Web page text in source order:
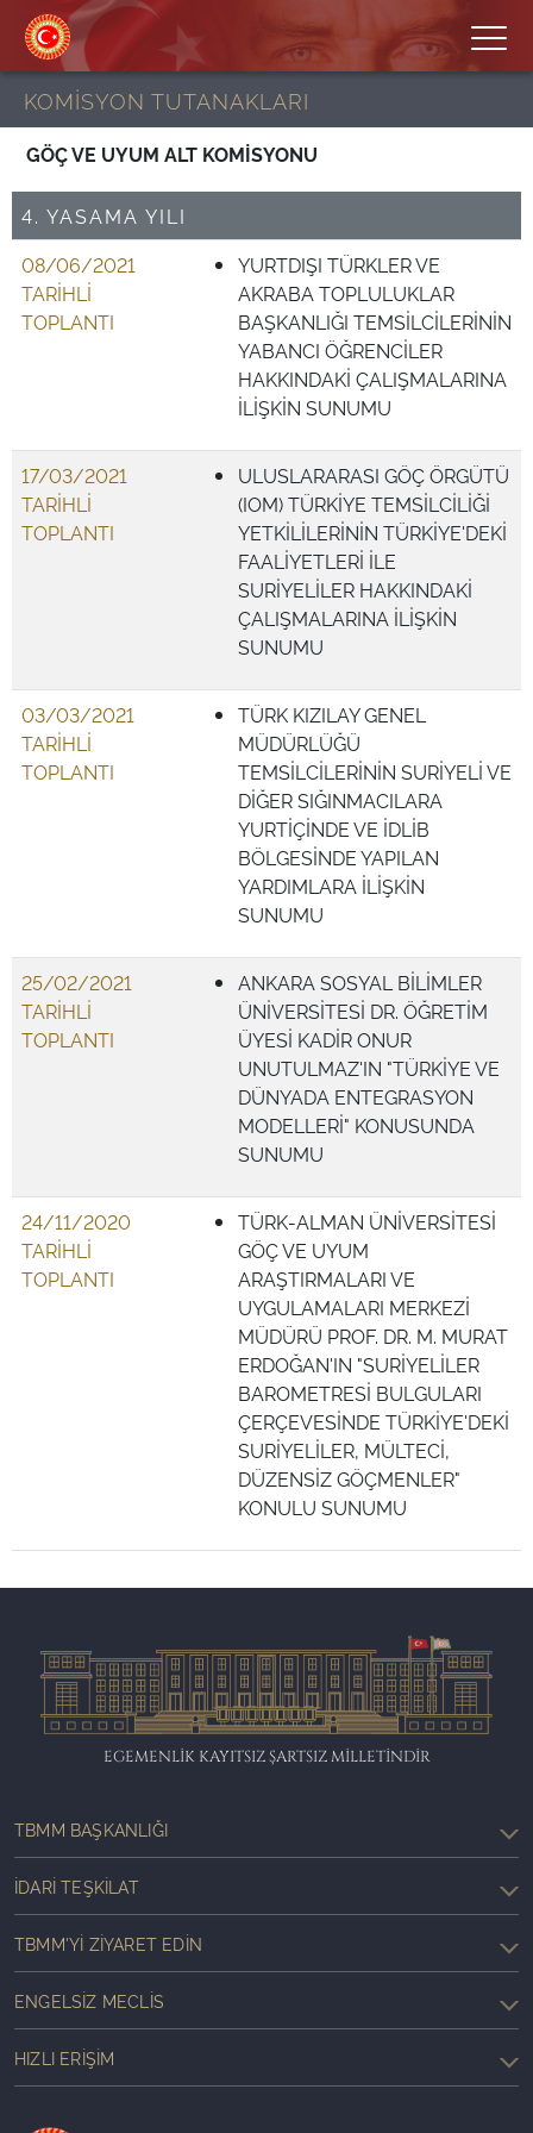
KOMİSYON TUTANAKLARI
GÖÇ VE UYUM ALT KOMİSYONU
4. YASAMA YILI
08/06/2021
TARİHLİ
TOPLANTI
YURTDIŞI TÜRKLER VE
AKRABA TOPLULUKLAR
BAŞKANLIĞI TEMSİLCİLERİNİN
YABANCI ÖĞRENCİLER
HAKKINDAKİ ÇALIŞMALARINA
İLİŞKİN SUNUMU
17/03/2021
TARİHLİ
TOPLANTI
ULUSLARARASI GÖÇ ÖRGÜTÜ
(IOM) TÜRKİYE TEMSİLCİLİĞİ
YETKİLİLERİNİN TÜRKİYE'DEKİ
FAALİYETLERİ İLE
SURİYELİLER HAKKINDAKİ
ÇALIŞMALARINA İLİŞKİN
SUNUMU
03/03/2021
TARİHLİ
TOPLANTI
TÜRK KIZILAY GENEL
MÜDÜRLÜĞÜ
TEMSİLCİLERİNİN SURİYELİ VE
DİĞER SIĞINMACILARA
YURTİÇİNDE VE İDLİB
BÖLGESİNDE YAPILAN
YARDIMLARA İLİŞKİN
SUNUMU
25/02/2021
TARİHLİ
TOPLANTI
ANKARA SOSYAL BİLİMLER
ÜNİVERSİTESİ DR. ÖĞRETİM
ÜYESİ KADİR ONUR
UNUTULMAZ'IN "TÜRKİYE VE
DÜNYADA ENTEGRASYON
MODELLERİ" KONUSUNDA
SUNUMU
24/11/2020
TARİHLİ
TOPLANTI
TÜRK-ALMAN ÜNİVERSİTESİ
GÖÇ VE UYUM
ARAŞTIRMALARI VE
UYGULAMALARI MERKEZİ
MÜDÜRÜ PROF. DR. M. MURAT
ERDOĞAN'IN "SURİYELİLER
BAROMETRESİ BULGULARI
ÇERÇEVESİNDE TÜRKİYE'DEKİ
SURİYELİLER, MÜLTECİ,
DÜZENSİZ GÖÇMENLER"
KONULU SUNUMU
EGEMENLİK KAYITSIZ ŞARTSIZ MİLLETİNDİR
TBMM BAŞKANLIĞI
İDARI TEŞKILAT
TBMM'YI ZIYARET EDIN
ENGELSIZ MECLIS
HIZLI ERIŞIM